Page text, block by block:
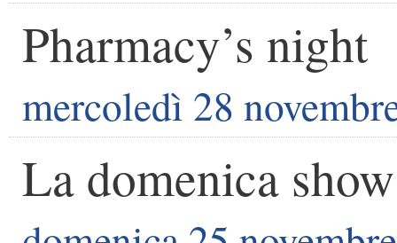
Pharmacy’s night
mercoledì 28
La domenica